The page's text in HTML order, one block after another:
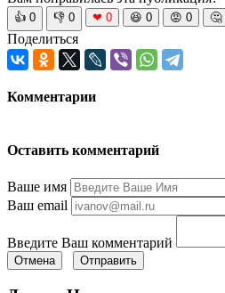
👍 0 👎 0 ❤ 0 😆 0 😡 0 🤔
Поделиться
Комментарии
Оставить комментарий
Ваше имя
Ваш email
Введите Ваш комментарий
Отмена Отправить